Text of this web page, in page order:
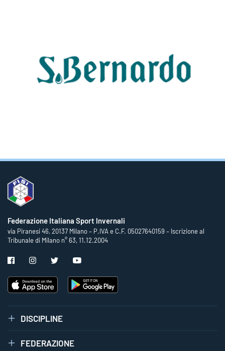
Federazione Italiana Sport Invernali
via Piranesi 46, 20137 Milano – P.IVA e C.F. 05027640159 – Iscrizione al
Tribunale di Milano n° 63, 11.12.2004
DISCIPLINE
FEDERAZIONE